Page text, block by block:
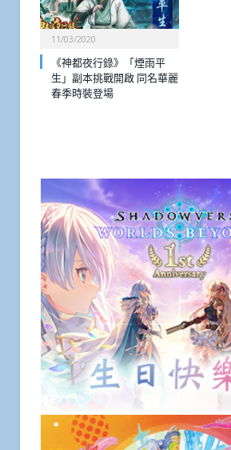
11/03/2020
《神都夜行錄》「煙雨平
生」副本挑戰開啟 同名華麗
春季時裝登場